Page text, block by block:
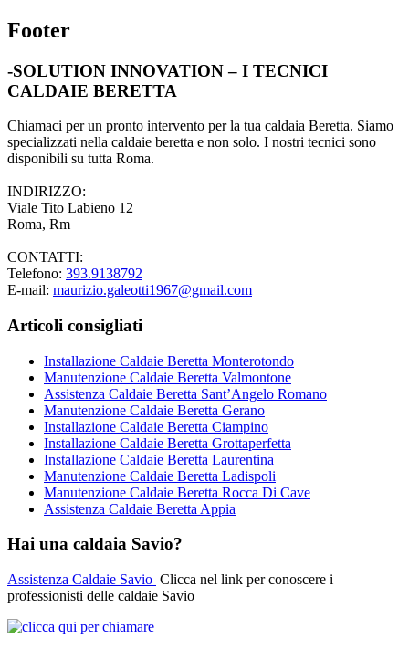
Footer
-SOLUTION INNOVATION – I TECNICI
CALDAIE BERETTA
Chiamaci per un pronto intervento per la tua caldaia Beretta. Siamo
specializzati nella caldaie beretta e non solo. I nostri tecnici sono
disponibili su tutta Roma.
INDIRIZZO:
Viale Tito Labieno 12
Roma, Rm
CONTATTI:
Telefono: 393.9138792
E-mail: maurizio.galeotti1967@gmail.com
Articoli consigliati
Installazione Caldaie Beretta Monterotondo
Manutenzione Caldaie Beretta Valmontone
Assistenza Caldaie Beretta Sant’Angelo Romano
Manutenzione Caldaie Beretta Gerano
Installazione Caldaie Beretta Ciampino
Installazione Caldaie Beretta Grottaperfetta
Installazione Caldaie Beretta Laurentina
Manutenzione Caldaie Beretta Ladispoli
Manutenzione Caldaie Beretta Rocca Di Cave
Assistenza Caldaie Beretta Appia
Hai una caldaia Savio?
Assistenza Caldaie Savio Clicca nel link per conoscere i
professionisti delle caldaie Savio